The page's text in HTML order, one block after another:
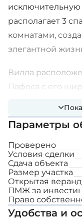
исключительную
располагает 3
комнатами,
элегантной
Вилла
Пафоса с его
Кораллового
очаровательный
гостеприимной
традиционным
оборудованная
количеством
местом.
Параметры
Проверено
Условия сделки
Сдача объекта
Размер участка
Открытая
ПМЖ за
Право
Удобства и